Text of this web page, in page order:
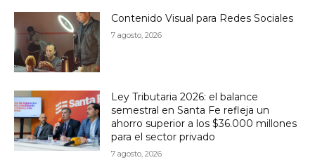
Contenido Visual para Redes Sociales
7 agosto, 2026
Ley Tributaria 2026: el balance
semestral en Santa Fe refleja un
ahorro superior a los $36.000 millones
para el sector privado
7 agosto, 2026